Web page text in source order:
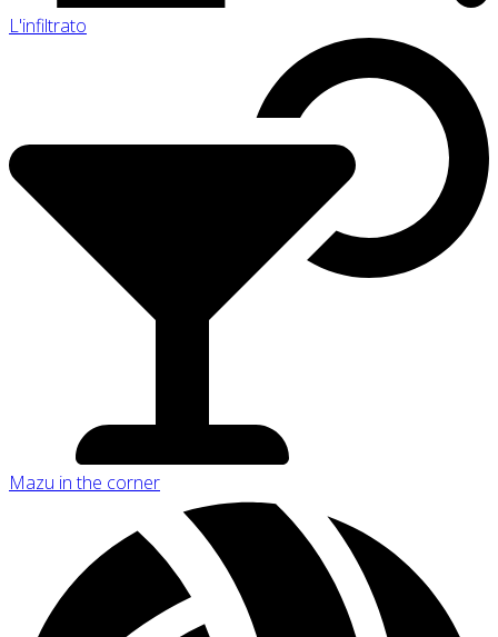
L'infiltrato
Mazu in the corner